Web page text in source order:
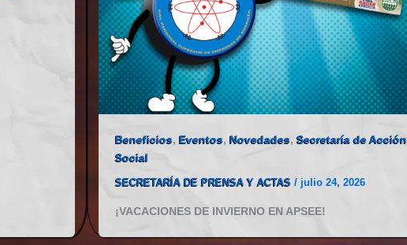
Beneficios, Eventos, Novedades,Secretaría de Acción
Social
SECRETARÍA DE PRENSA Y ACTAS / julio 24, 2026
¡VACACIONES DE INVIERNO EN APSEE!